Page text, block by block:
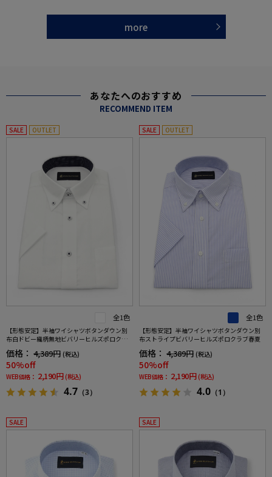
more
あなたへのおすすめ
RECOMMEND ITEM
SALE OUTLET
全1色
【形態安定】半袖ワイシャツボタンダウン別
布白ドビー織柄無地ビバリーヒルズポロクラ
価格： 4,389円 (税込)
50%off
WEB価格： 2,190円 (税込)
4.7 （3）
SALE OUTLET
全1色
【形態安定】半袖ワイシャツボタンダウン別
布ストライプビバリーヒルズポロクラブ春夏
価格： 4,389円 (税込)
50%off
WEB価格： 2,190円 (税込)
4.0 （1）
SALE SALE